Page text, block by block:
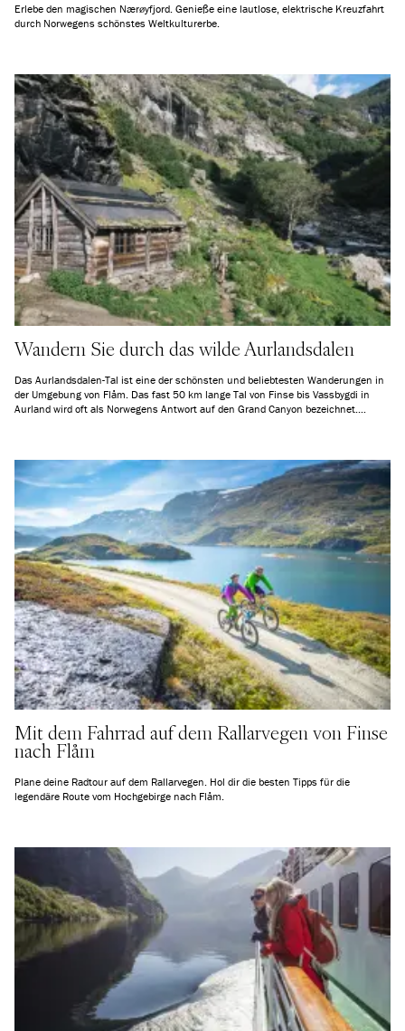
Erlebe den magischen Nærøyfjord. Genieße eine lautlose, elektrische Kreuzfahrt
durch Norwegens schönstes Weltkulturerbe.
Wandern Sie durch das wilde Aurlandsdalen
Das Aurlandsdalen-Tal ist eine der schönsten und beliebtesten Wanderungen in
der Umgebung von Flåm. Das fast 50 km lange Tal von Finse bis Vassbygdi in
Aurland wird oft als Norwegens Antwort auf den Grand Canyon bezeichnet.
Mit dem Fahrrad auf dem Rallarvegen von Finse
nach Flåm
Plane deine Radtour auf dem Rallarvegen. Hol dir die besten Tipps für die
legendäre Route vom Hochgebirge nach Flåm.